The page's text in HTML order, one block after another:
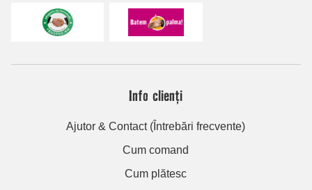
Info clienți
Ajutor & Contact (Întrebări frecvente)
Cum comand
Cum plătesc